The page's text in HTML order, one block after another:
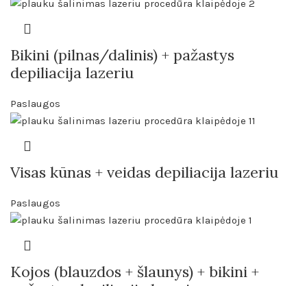
Bikini (pilnas/dalinis) + pažastys
depiliacija lazeriu
Paslaugos
Visas kūnas + veidas depiliacija lazeriu
Paslaugos
Kojos (blauzdos + šlaunys) + bikini +